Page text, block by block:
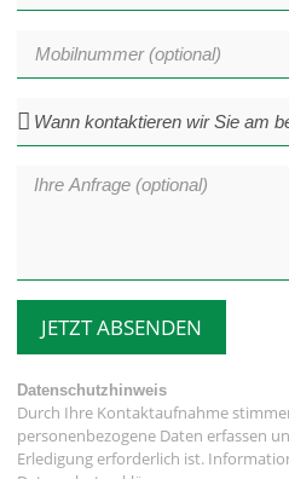
JETZT ABSENDEN
Datenschutzhinweis
Durch Ihre Kontaktaufnahme
personenbezogene Daten erfassen
Erledigung erforderlich ist.